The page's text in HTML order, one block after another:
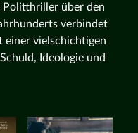
Politthriller über den
verbindet
einer vielschichtigen
Ideologie und